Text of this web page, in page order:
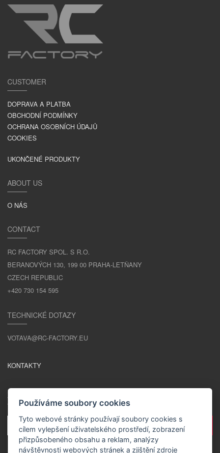
CUSTOMER
DOPRAVA A PLATBA
OBCHODNÍ PODMÍNKY
OCHRANA OSOBNÍCH ÚDAJŮ
COOKIES
UKONČENÉ PRODUKTY
ABOUT US
O NÁS
CONTACT
RC FACTORY SPOL. S R.O.
BERANOVÝCH 130, 199 00 PRAHA-LETŇANY
CZECH REPUBLIC
+420 730 154 595
TECHNICKÉ DOTAZY
VOTAVA@RC-FACTORY.EU
KONTAKTY
ZŮSTAŇME V KONTAKTU
Používáme soubory cookies
Tyto webové stránky používají soubory cookies s
cílem vylepšení uživatelského prostředí, zobrazení
přizpůsobeného obsahu a reklam, analýzy
návštěvnosti webových stránek a zjištění zdroje